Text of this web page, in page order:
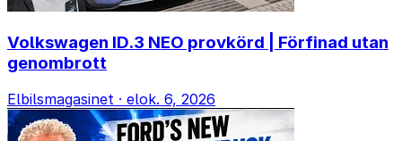
Volkswagen ID.3 NEO provkörd | Förfinad utan
genombrott
Elbilsmagasinet · elok. 6, 2026